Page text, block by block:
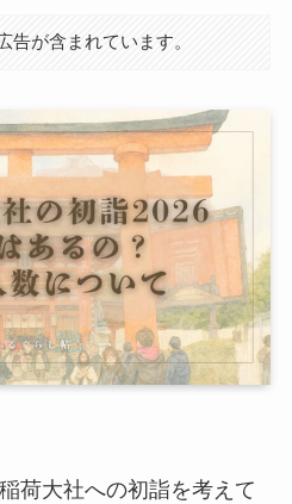
告が含まれています。
荷大社への初詣を考えて